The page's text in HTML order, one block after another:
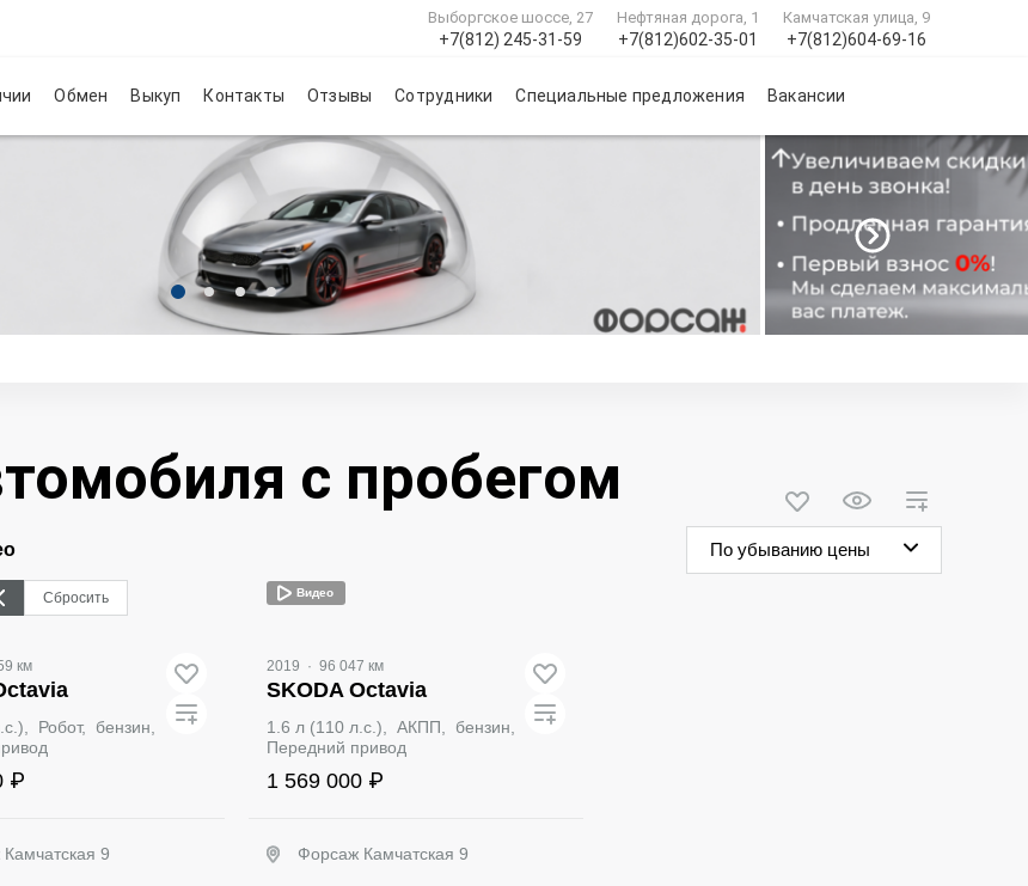
+7(812) 245-31-59
Выборгское шоссе, 27
+7(812)602-35-01
Нефтяная дорога, 1
+7(812)604-69-16
Камчатская улица, 9
Обмен Выкуп Контакты Отзывы Сотрудники Специальные предложения Вакансии
с пробегом
Сбросить
По убыванию цены
км
Робот, бензин,
₽
9
Видео
2019 · 96 047 км
SKODA Octavia
1.6 л (110 л.с.), АКПП, бензин,
Передний привод
1 569 000 ₽
Форсаж Камчатская 9